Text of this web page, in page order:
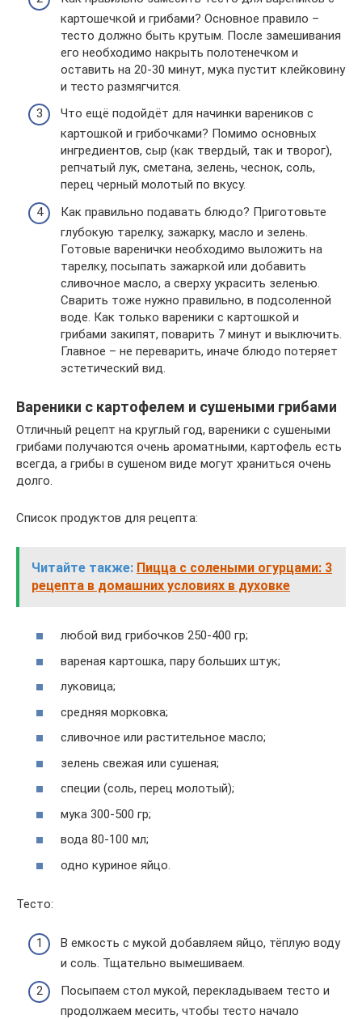
картошечкой и грибами? Основное правило –
тесто должно быть крутым. После замешивания
его необходимо накрыть полотенечком и
оставить на 20-30 минут, мука пустит клейковину
и тесто размягчится.
Что ещё подойдёт для начинки вареников с
картошкой и грибочками? Помимо основных
ингредиентов, сыр (как твердый, так и творог),
репчатый лук, сметана, зелень, чеснок, соль,
перец черный молотый по вкусу.
Как правильно подавать блюдо? Приготовьте
глубокую тарелку, зажарку, масло и зелень.
Готовые варенички необходимо выложить на
тарелку, посыпать зажаркой или добавить
сливочное масло, а сверху украсить зеленью.
Сварить тоже нужно правильно, в подсоленной
воде. Как только вареники с картошкой и
грибами закипят, поварить 7 минут и выключить.
Главное – не переварить, иначе блюдо потеряет
эстетический вид.
Вареники с картофелем и сушеными грибами
Отличный рецепт на круглый год, вареники с сушеными
грибами получаются очень ароматными, картофель есть
всегда, а грибы в сушеном виде могут храниться очень
долго.
Список продуктов для рецепта:
Читайте также: Пицца с солеными огурцами: 3
рецепта в домашних условиях в духовке
любой вид грибочков 250-400 гр;
вареная картошка, пару больших штук;
луковица;
средняя морковка;
сливочное или растительное масло;
зелень свежая или сушеная;
специи (соль, перец молотый);
мука 300-500 гр;
вода 80-100 мл;
одно куриное яйцо.
Тесто:
В емкость с мукой добавляем яйцо, тёплую воду
и соль. Тщательно вымешиваем.
Посыпаем стол мукой, перекладываем тесто и
продолжаем месить, чтобы тесто начало